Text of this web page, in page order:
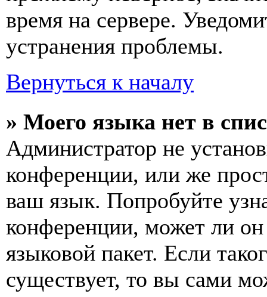
время на сервере.
устранения проблемы.
Вернуться к началу
» Моего языка нет в
Администратор не
конференции, или же
ваш язык. Попробуйте
конференции, может ли
языковой пакет. Если
существует, то вы сами